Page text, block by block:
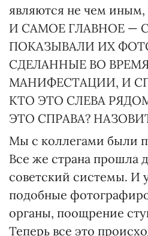
являются не чем иным,
И САМОЕ ГЛАВНОЕ —
ПОКАЗЫВАЛИ ИХ
СДЕЛАННЫЕ ВО
МАНИФЕСТАЦИИ, И
КТО ЭТО СЛЕВА
ЭТО СПРАВА?
Мы с коллегами были
Все же страна прошла
советский системы. И
подобные
органы, поощрение
Теперь все это